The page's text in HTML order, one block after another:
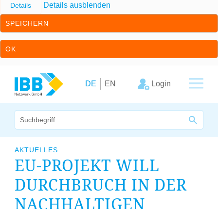
Details Details ausblenden
SPEICHERN
OK
DE EN Login
Unternehmen
Cluster
AKTUELLES
EU-PROJEKT WILL
DURCHBRUCH IN DER
NACHHALTIGEN